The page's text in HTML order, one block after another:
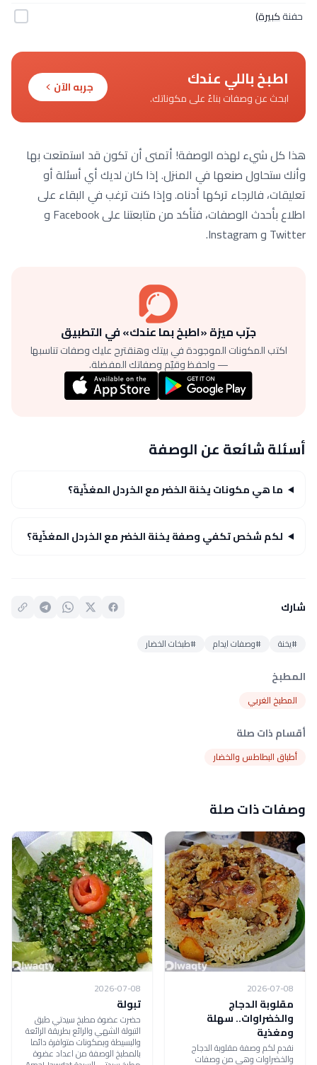
حفنةكبيرة)
اطبخ باللي عندك
ابحث عن وصفات بناءً على مكوناتك.
جربه الآن
هذا كل شيء لهذه الوصفة! أتمنى أن تكون قد استمتعت بها
وأنك ستحاول صنعها في المنزل. إذا كان لديك أي أسئلة أو
تعليقات، فالرجاء تركها أدناه. وإذا كنت ترغب في البقاء على
اطلاع بأحدث الوصفات، فتأكد من متابعتنا على Facebook و
Twitter و Instagram.
جرّب ميزة «اطبخ بما عندك» في التطبيق
اكتب المكونات الموجودة في بيتك وهنقترح عليك وصفات تناسبها
— واحفظ وقيّم وصفاتك المفضلة.
أسئلة شائعة عن الوصفة
ما هي مكونات يخنة الخضر مع الخردل المغذّية؟
لكم شخص تكفي وصفة يخنة الخضر مع الخردل المغذّية؟
شارك
#يخنة #وصفات ايدام #طبخات الخضار
المطبخ
المطبخ الغربي
أقسام ذات صلة
أطباق البطاطس والخضار
وصفات ذات صلة
2026-07-08
مقلوبة الدجاج
والخضراوات.. سهلة
ومغذية
نقدم لكم وصفة مقلوبة الدجاج
والخضراوات وهي من وصفات
2026-07-08
تبولة
حضرت عضوة مطبخ سيدتي طبق
التبولة الشهي والرائع بطريقة الرائعة
والبسيطة وبمكونات متوافرة دائما
بالمطبخ الوصفة من اعداد عضوة